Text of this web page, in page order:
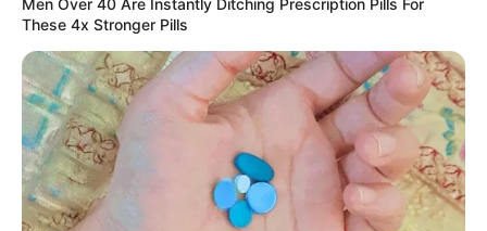
Men Over 40 Are Instantly Ditching Prescription Pills For
These 4x Stronger Pills